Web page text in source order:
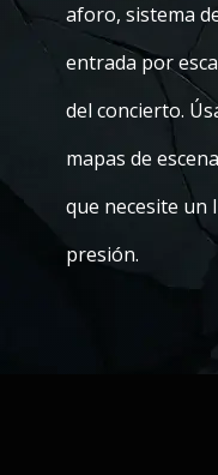
aforo, sistema
entrada por
del concierto.
mapas de
que necesite un
presión.